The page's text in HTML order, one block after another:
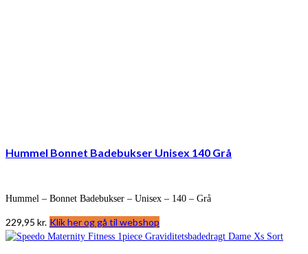
Hummel Bonnet Badebukser Unisex 140 Grå
Hummel – Bonnet Badebukser – Unisex – 140 – Grå
229,95 kr. Klik her og gå til webshop